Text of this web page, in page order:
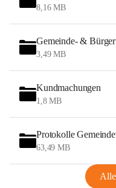
8,16 MB
Gemeinde- &
3,49 MB
Kundmachungen
1,8 MB
Protokolle
63,49 MB